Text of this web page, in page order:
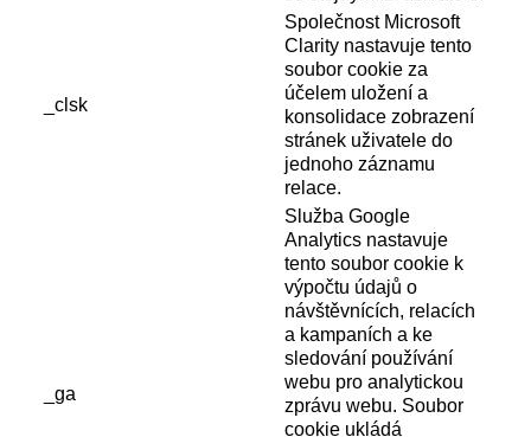
_clsk
Společnost Microsoft
Clarity nastavuje tento
soubor cookie za
účelem uložení a
konsolidace zobrazení
stránek uživatele do
jednoho záznamu
relace.
_ga
Služba Google
Analytics nastavuje
tento soubor cookie k
výpočtu údajů o
návštěvnících, relacích
a kampaních a ke
sledování používání
webu pro analytickou
zprávu webu. Soubor
cookie ukládá